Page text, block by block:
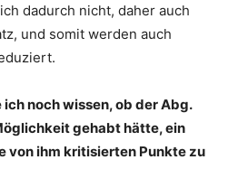
dadurch nicht, daher auch
und somit werden auch
noch wissen, ob der Abg.
gehabt hätte, ein
von ihm kritisierten Punkte zu